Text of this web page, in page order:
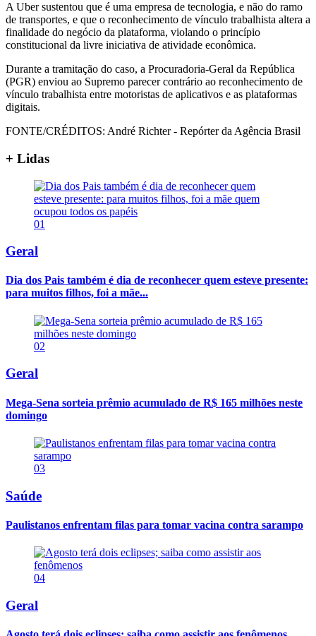
A Uber sustentou que é uma empresa de tecnologia, e não do ramo
de transportes, e que o reconhecimento de vínculo trabalhista altera a
finalidade do negócio da plataforma, violando o princípio
constitucional da livre iniciativa de atividade econômica.
Durante a tramitação do caso, a Procuradoria-Geral da República
(PGR) enviou ao Supremo parecer contrário ao reconhecimento de
vínculo trabalhista entre motoristas de aplicativos e as plataformas
digitais.
FONTE/CRÉDITOS: André Richter - Repórter da Agência Brasil
+ Lidas
01
Geral
Dia dos Pais também é dia de reconhecer quem esteve presente:
para muitos filhos, foi a mãe...
02
Geral
Mega-Sena sorteia prêmio acumulado de R$ 165 milhões neste
domingo
03
Saúde
Paulistanos enfrentam filas para tomar vacina contra sarampo
04
Geral